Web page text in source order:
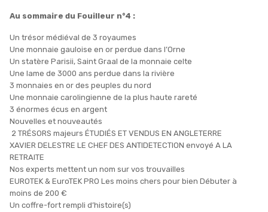
Au sommaire du Fouilleur n°4 :
Un trésor médiéval de 3 royaumes
Une monnaie gauloise en or perdue dans l’Orne
Un statère Parisii, Saint Graal de la monnaie celte
Une lame de 3000 ans perdue dans la rivière
3 monnaies en or des peuples du nord
Une monnaie carolingienne de la plus haute rareté
3 énormes écus en argent
Nouvelles et nouveautés
2 TRÉSORS majeurs ÉTUDIÉS ET VENDUS EN ANGLETERRE
XAVIER DELESTRE LE CHEF DES ANTIDETECTION envoyé A LA
RETRAITE
Nos experts mettent un nom sur vos trouvailles
EUROTEK & EuroTEK PRO Les moins chers pour bien Débuter à
moins de 200 €
Un coffre-fort rempli d’histoire(s)